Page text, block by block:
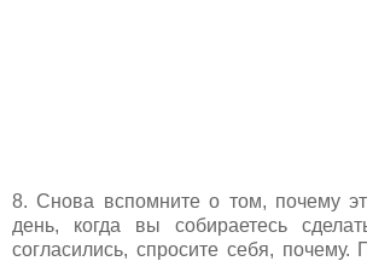
8. Снова вспомните о том, почему
день, когда вы собираетесь
согласились, спросите себя,